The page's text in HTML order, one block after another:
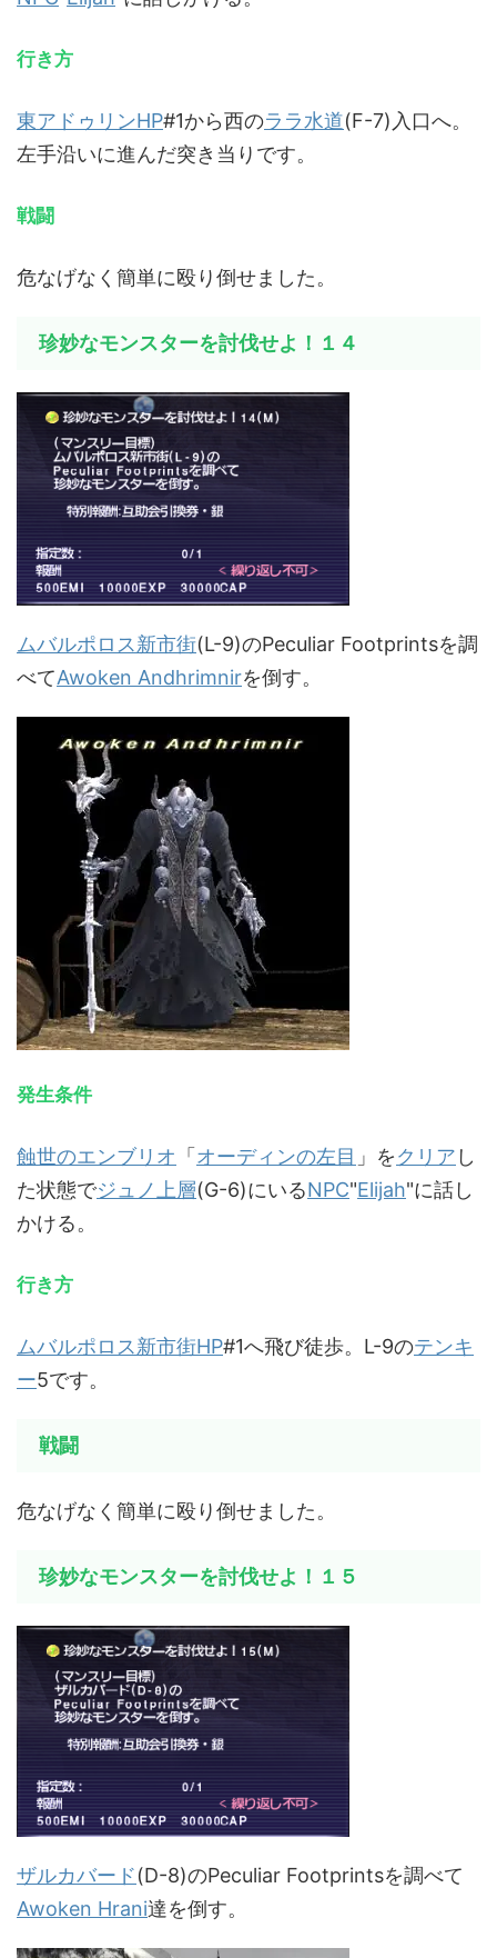
行き方
東アドゥリンHP#1から西のララ水道(F-7)入口へ。
左手沿いに進んだ突き当りです。
戦闘
危なげなく簡単に殴り倒せました。
珍妙なモンスターを討伐せよ！１４
ムバルポロス新市街(L-9)のPeculiar Footprintsを調
べてAwoken Andhrimnirを倒す。
発生条件
蝕世のエンブリオ 「 オーディンの左目 」をクリア し
た状態でジュノ上層(G-6)にいるNPC"Elijah"に話し
かける。
行き方
ムバルポロス新市街HP#1へ飛び徒歩。L-9のテンキ
ー5です。
戦闘
危なげなく簡単に殴り倒せました。
珍妙なモンスターを討伐せよ！１５
ザルカバード(D-8)のPeculiar Footprintsを調べて
Awoken Hrani達を倒す。